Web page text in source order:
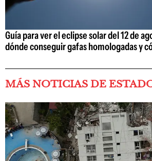
Guía para ver el eclipse solar del 12 de
dónde conseguir gafas homologadas y
MÁS NOTICIAS DE